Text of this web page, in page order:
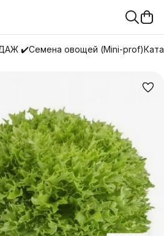
✔️Семена овощей (Mini-prof)